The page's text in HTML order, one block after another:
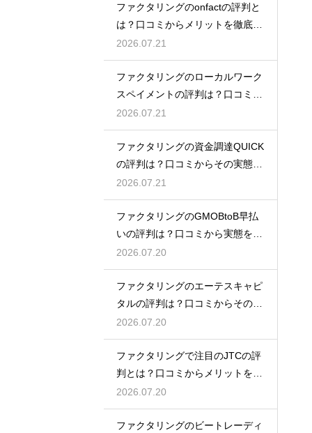
ファクタリングのonfactの評判と
は？口コミからメリットを徹底解
説
2026.07.21
ファクタリングのローカルワーク
スペイメントの評判は？口コミで
実態を解説
2026.07.21
ファクタリングの資金調達QUICK
の評判は？口コミからその実態を
徹底解説
2026.07.21
ファクタリングのGMOBtoB早払
いの評判は？口コミから実態を徹
底解説
2026.07.20
ファクタリングのエーテスキャピ
タルの評判は？口コミからその実
態を徹底解説
2026.07.20
ファクタリングで注目のJTCの評
判とは？口コミからメリットを徹
底解説
2026.07.20
ファクタリングのビートレーディ